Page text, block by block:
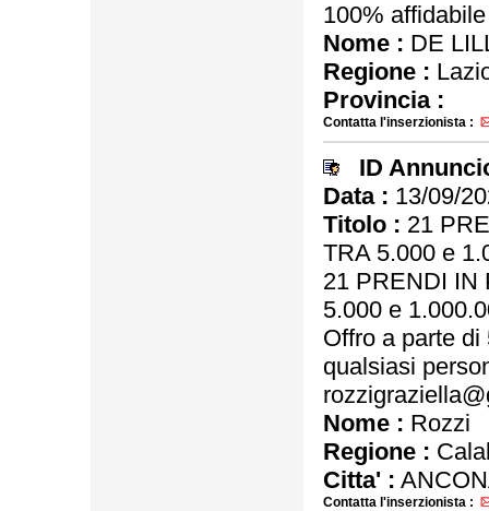
100%
Nome : DE
Regione :
Provincia :
Contatta l'inserzionista :
ID
Data : 13/09/
Titolo : 21
TRA 5.000 e
21 PRENDI IN
5.000 e
Offro a parte di
qualsiasi
Nome : Rozzi
Regione :
Citta' :
Contatta l'inserzionista :